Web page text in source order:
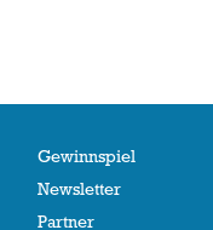
Gewinnspiel
Newsletter
Partner